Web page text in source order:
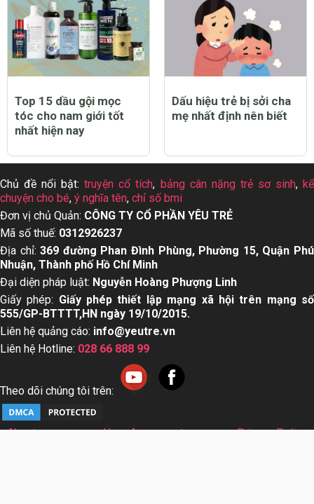
Top 15 dầu gội mọc
tóc cho nam giới tốt
nhất hiện nay
Dấu hiệu trẻ bị sởi cha
mẹ nhất định nên biết
Chủ đề nổi bật:truyện cổ tích, bảng cân nặng trẻ sơ sinh,kể
chuyện cho bé, ý nghĩa tên, chỉ số bmi
Đơn vị chủ Quản: CÔNG TY CỔ PHẦN YÊU TRẺ
Mã số thuế: 0312926237
Địa chỉ:369 đường Phan Đình Phùng, Phường 15, Quận Phú
Nhuận, Thành phố Hồ Chí Minh
Đại diện pháp luật: Nguyễn Hoàng Phượng Linh
Giấy phép: Giấy phép thiết lập mạng xã hội trên mạng số
555/GP-BTTTT,HN ngày 19/10/2015.
Liên hệ quảng cáo: info@yeutre.vn
Liên hệ Hotline: 028 66 888 99
Theo dõi chúng tôi trên:
About us User Agreement
Privacy Policy